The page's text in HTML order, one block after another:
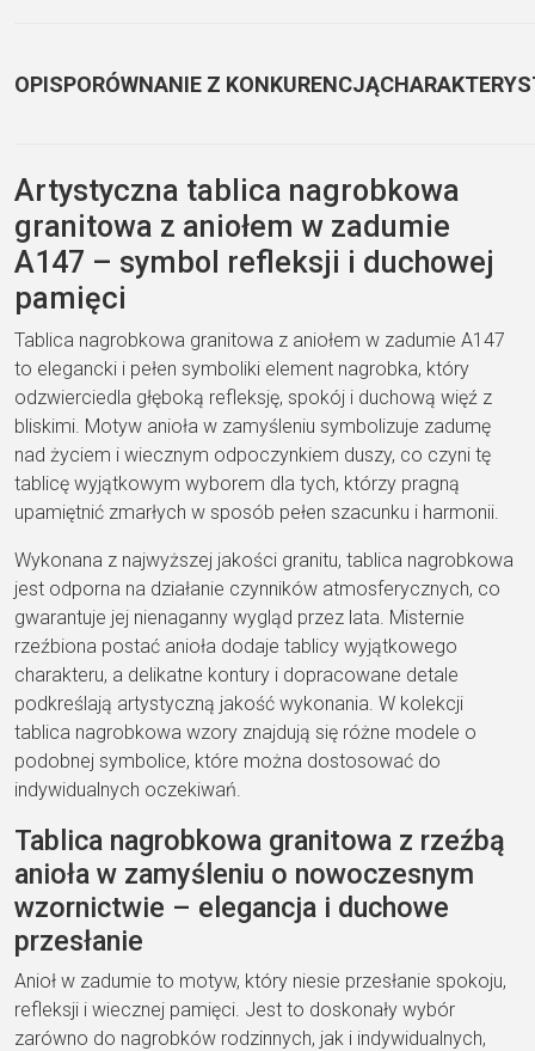
OPISPORÓWNANIE Z KONKURENCJĄ
Artystyczna tablica nagrobkowa
granitowa z aniołem w zadumie
A147 – symbol refleksji i duchowej
pamięci
Tablica nagrobkowa granitowa z aniołem w zadumie A147
to elegancki i pełen symboliki element nagrobka, który
odzwierciedla głęboką refleksję, spokój i duchową więź z
bliskimi. Motyw anioła w zamyśleniu symbolizuje zadumę
nad życiem i wiecznym odpoczynkiem duszy, co czyni tę
tablicę wyjątkowym wyborem dla tych, którzy pragną
upamiętnić zmarłych w sposób pełen szacunku i harmonii.
Wykonana z najwyższej jakości granitu, tablica nagrobkowa
jest odporna na działanie czynników atmosferycznych, co
gwarantuje jej nienaganny wygląd przez lata. Misternie
rzeźbiona postać anioła dodaje tablicy wyjątkowego
charakteru, a delikatne kontury i dopracowane detale
podkreślają artystyczną jakość wykonania. W kolekcji
tablica nagrobkowa wzory znajdują się różne modele o
podobnej symbolice, które można dostosować do
indywidualnych oczekiwań.
Tablica nagrobkowa granitowa z rzeźbą
anioła w zamyśleniu o nowoczesnym
wzornictwie – elegancja i duchowe
przesłanie
Anioł w zadumie to motyw, który niesie przesłanie spokoju,
refleksji i wiecznej pamięci. Jest to doskonały wybór
zarówno do nagrobków rodzinnych, jak i indywidualnych,